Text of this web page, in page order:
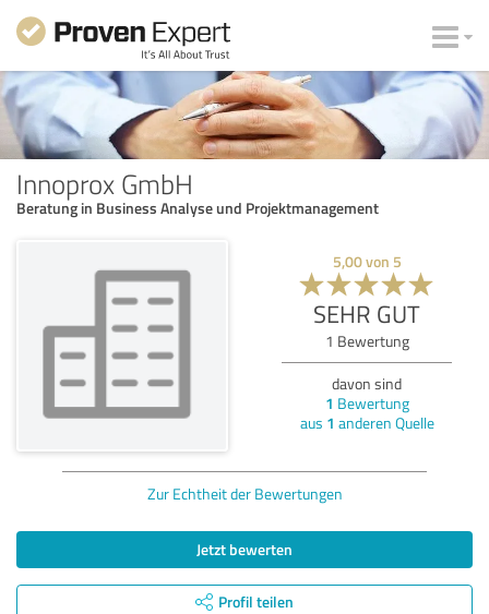
Innoprox GmbH
Beratung in Business Analyse und Projektmanagement
5,00von 5
SEHR GUT
1 Bewertung
davon sind
1 Bewertung
aus 1 anderen Quelle
Zur Echtheit der Bewertungen
Jetzt bewerten
Profil teilen